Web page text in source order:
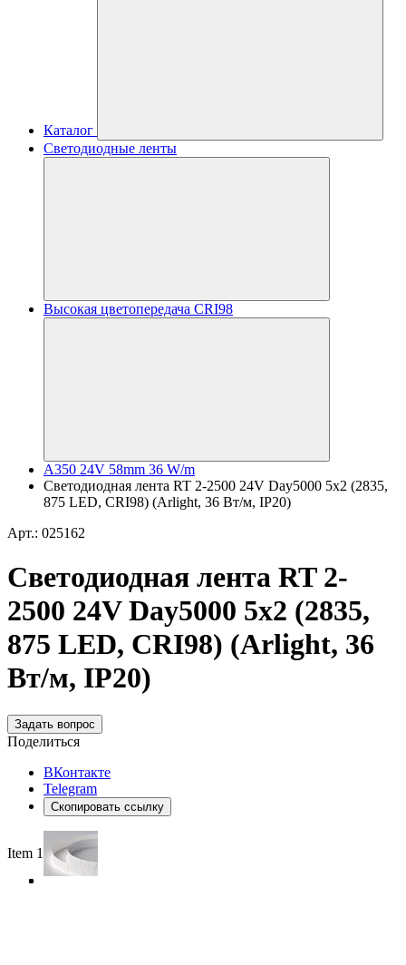
Каталог
Светодиодные ленты
Высокая цветопередача CRI98
A350 24V 58mm 36 W/m
Светодиодная лента RT 2-2500 24V Day5000 5x2 (2835,
875 LED, CRI98) (Arlight, 36 Вт/м, IP20)
Арт.: 025162
Светодиодная лента RT 2-
2500 24V Day5000 5x2 (2835,
875 LED, CRI98) (Arlight, 36
Вт/м, IP20)
Задать вопрос
Поделиться
ВКонтакте
Telegram
Скопировать ссылку
Item 1 of 4